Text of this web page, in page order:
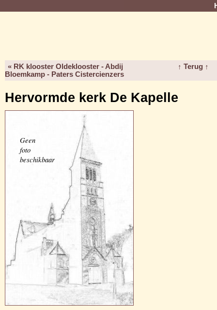
« RK klooster Oldeklooster - Abdij
Bloemkamp - Paters Cistercienzers
↑ Terug ↑
Hervormde kerk De Kapelle
Geen
foto
beschikbaar